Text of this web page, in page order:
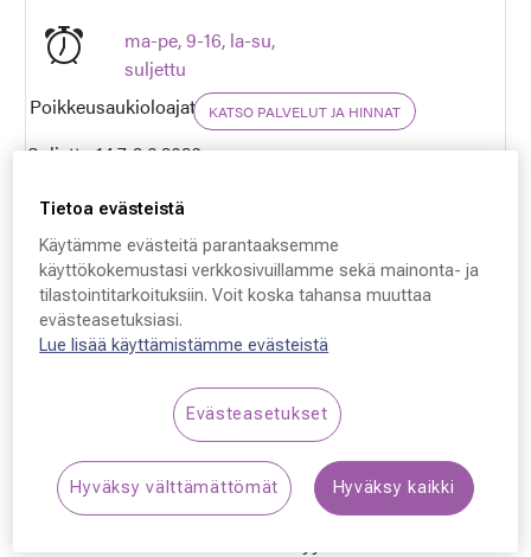
ma-pe, 9-16, la-su,
suljettu
Poikkeusaukioloajat:
Suljettu 14.7-2.8.2026
KATSO PALVELUT JA HINNAT
Leikkaamme kaihia myös palvelusetelillä,
soita 0207 806 265 (mpm/pvm).
Esteettömyys:
Mahtuuko liikkumaan pyörätuolilla; Kyllä.
Voiko istua pyörätuolissa tutkimusten ajan; Kyllä.
Saapumisohjeet:Sairaalamme sijaitsee
Tietoa evästeistä
Käytämme evästeitä parantaaksemme
käyttökokemustasi verkkosivuillamme sekä mainonta- ja
tilastointitarkoituksiin. Voit koska tahansa muuttaa
evästeasetuksiasi.
Lue lisää käyttämistämme evästeistä
Evästeasetukset
Hyväksy välttämättömät Hyväksy kaikki